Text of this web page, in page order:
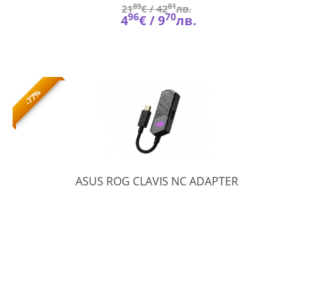
2189€ /4281лв.
496€ /970лв.
-77%
ASUS ROG CLAVIS NC ADAPTERROG